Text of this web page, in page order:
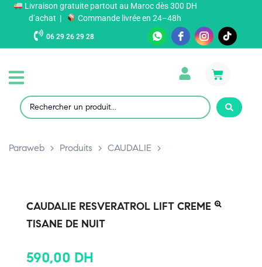
Livraison gratuite partout au Maroc dès 300 DH
d’achat |
Commande livrée en 24–48h
06 29 26 29 28
Paraweb > Produits > CAUDALIE >
CAUDALIE RESVERATROL LIFT CREME
TISANE DE NUIT
590,00 DH